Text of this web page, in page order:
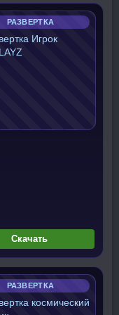
РАЗВЕРТКА
Скачать
РАЗВЕРТКА